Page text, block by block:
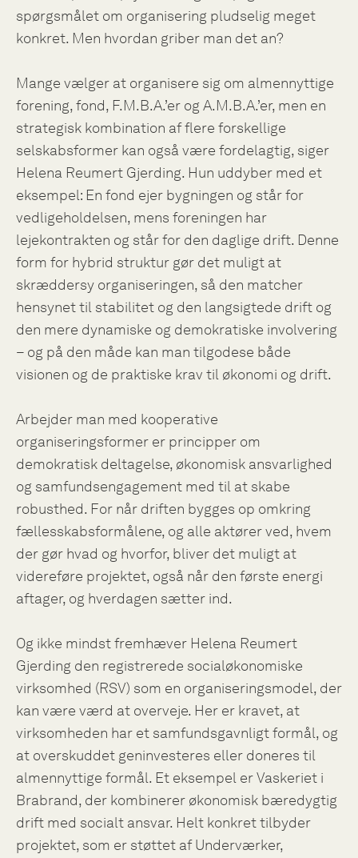
spørgsmålet om organisering pludselig meget
konkret. Men hvordan griber man det an?
Mange vælger at organisere sig om almennyttige
forening, fond, F.M.B.A.’er og A.M.B.A.’er, men en
strategisk kombination af flere forskellige
selskabsformer kan også være fordelagtig, siger
Helena Reumert Gjerding. Hun uddyber med et
eksempel: En fond ejer bygningen og står for
vedligeholdelsen, mens foreningen har
lejekontrakten og står for den daglige drift. Denne
form for hybrid struktur gør det muligt at
skræddersy organiseringen, så den matcher
hensynet til stabilitet og den langsigtede drift og
den mere dynamiske og demokratiske involvering
– og på den måde kan man tilgodese både
visionen og de praktiske krav til økonomi og drift.
Arbejder man med kooperative
organiseringsformer er principper om
demokratisk deltagelse, økonomisk ansvarlighed
og samfundsengagement med til at skabe
robusthed. For når driften bygges op omkring
fællesskabsformålene, og alle aktører ved, hvem
der gør hvad og hvorfor, bliver det muligt at
videreføre projektet, også når den første energi
aftager, og hverdagen sætter ind.
Og ikke mindst fremhæver Helena Reumert
Gjerding den registrerede socialøkonomiske
virksomhed (RSV) som en organiseringsmodel, der
kan være værd at overveje. Her er kravet, at
virksomheden har et samfundsgavnligt formål, og
at overskuddet geninvesteres eller doneres til
almennyttige formål. Et eksempel er Vaskeriet i
Brabrand, der kombinerer økonomisk bæredygtig
drift med socialt ansvar. Helt konkret tilbyder
projektet, som er støttet af Underværker,